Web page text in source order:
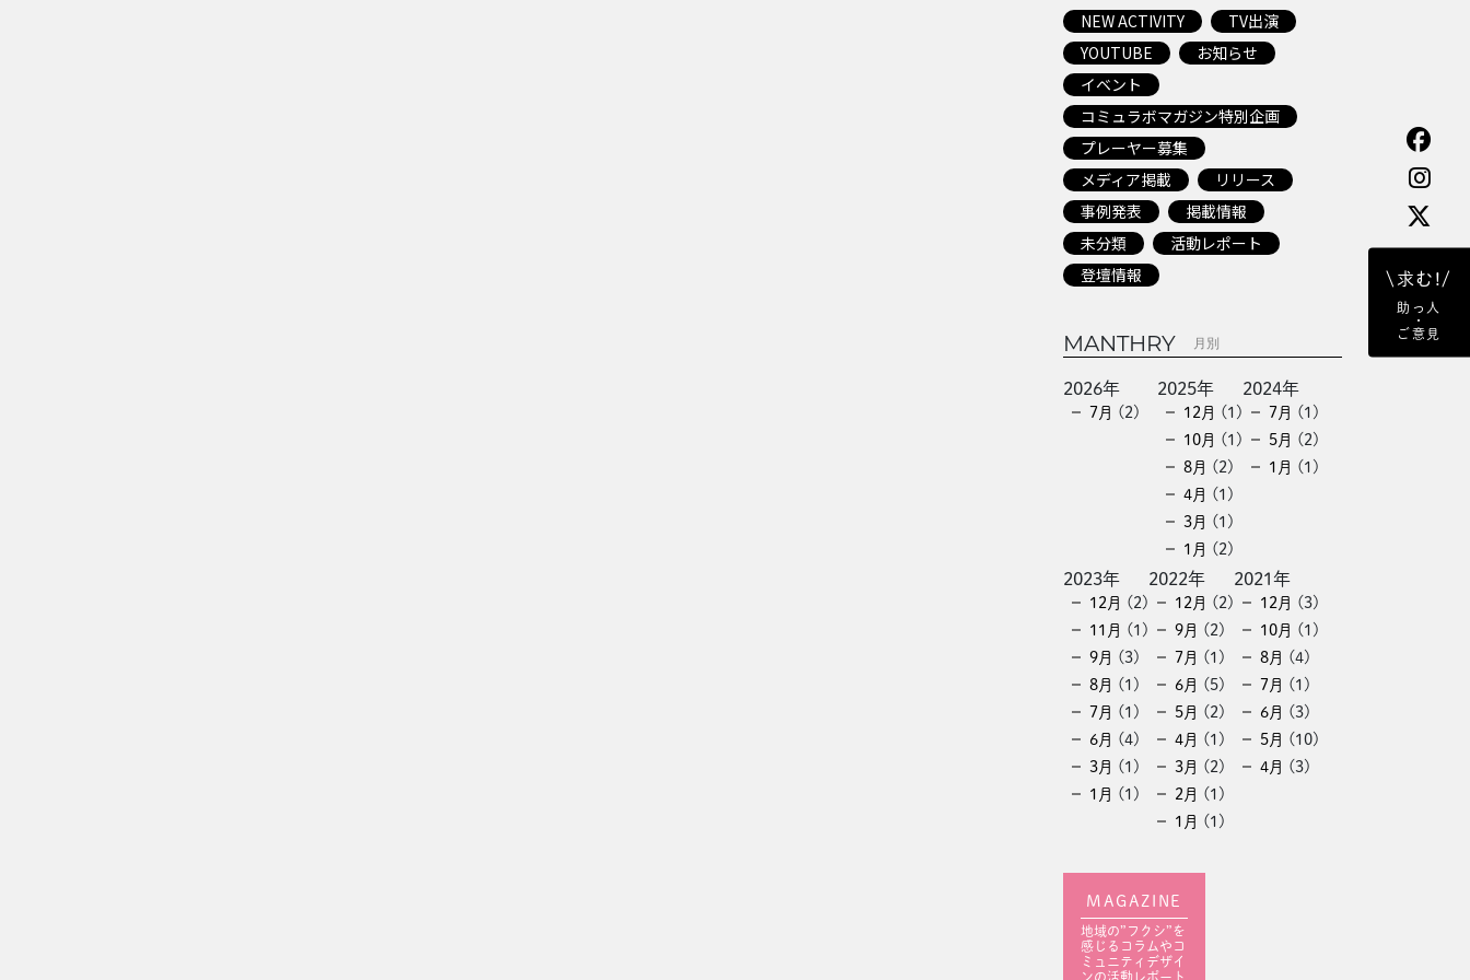
NEW ACTIVITY
TV出演
YOUTUBE
お知らせ
イベント
コミュラボマガジン特別企画
プレーヤー募集
メディア掲載
リリース
事例発表
掲載情報
未分類
活動レポート
登壇情報
MANTHRY 月別
2026年
7月 (2)
2025年
12月
(1)
10月
(1)
8月
(2)
4月
(1)
3月
(1)
1月
(2)
2024年
7月
(1)
5月
(2)
1月
(1)
2023年
12月
(2)
11月
(1)
9月
(3)
8月
(1)
7月
(1)
6月
(4)
3月
(1)
1月
(1)
2022年
12月
(2)
9月
(2)
7月
(1)
6月
(5)
5月
(2)
4月
(1)
3月
(2)
2月
(1)
1月
(1)
2021年
12月
(3)
10月
(1)
8月
(4)
7月
(1)
6月
(3)
5月
(10)
4月
(3)
MAGAZINE
地域の”フクシ”を
感じるコラムやコ
ミュニティデザイ
ンの活動レポート
\求む!/
助っ人
・
ご意見